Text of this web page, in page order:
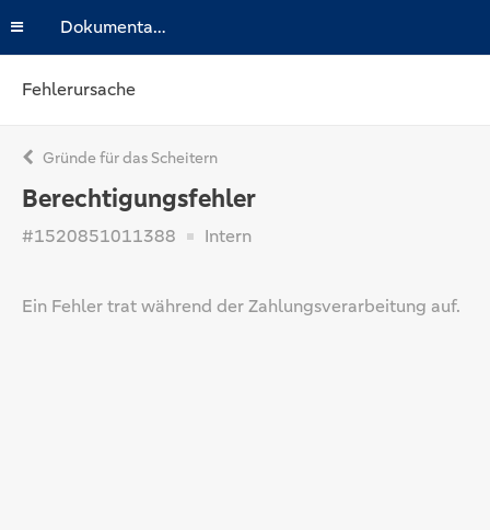
Dokumentation
Fehlerursache
Gründe für das Scheitern
Berechtigungsfehler
#1520851011388 Intern
Ein Fehler trat während der Zahlungsverarbeitung auf.